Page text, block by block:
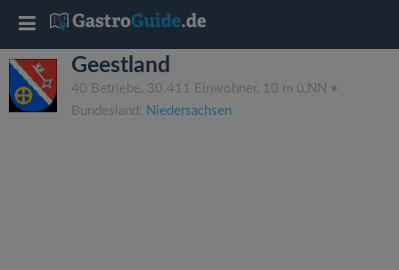
Geestland
40 Betriebe, 30.411 Einwohner, 10 m ü.NN •
Bundesland: Niedersachsen
T
o
g